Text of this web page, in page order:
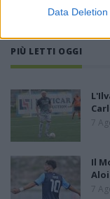
Data Deletion
PIÙ LETTI OGGI
7
Il
7